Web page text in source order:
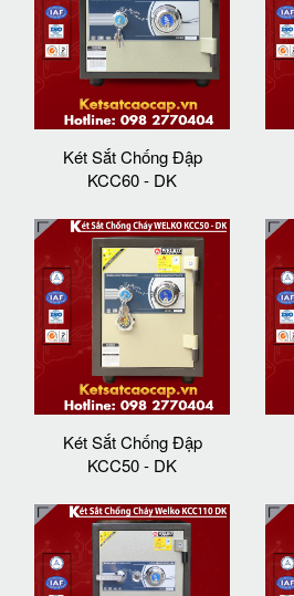
Két Sắt Chống Đập
KCC60 - DK
Két Sắt Chống Đập
KCC50 - DK